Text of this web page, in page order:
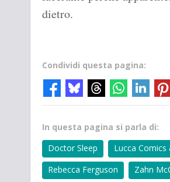
dietro.
Condividi questa pagina:
In questa pagina si parla di:
Doctor Sleep
Lucca Comics
Rebecca Ferguson
Zahn